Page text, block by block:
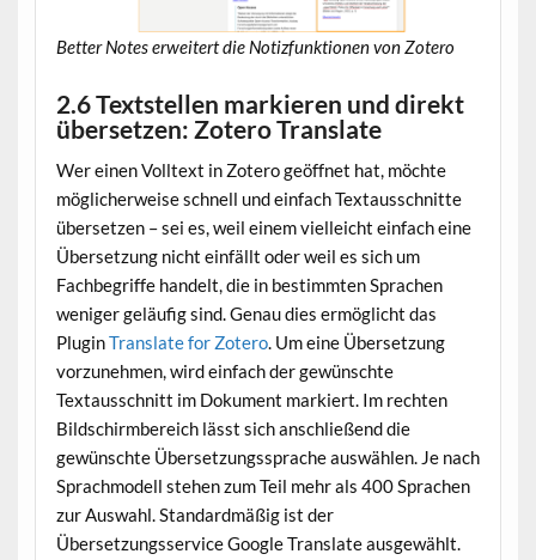
Better Notes erweitert die Notizfunktionen von Zotero
2.6 Textstellen markieren und direkt
übersetzen: Zotero Translate
Wer einen Volltext in Zotero geöffnet hat, möchte
möglicherweise schnell und einfach Textausschnitte
übersetzen – sei es, weil einem vielleicht einfach eine
Übersetzung nicht einfällt oder weil es sich um
Fachbegriffe handelt, die in bestimmten Sprachen
weniger geläufig sind. Genau dies ermöglicht das
PluginTranslate for Zotero. Um eine Übersetzung
vorzunehmen, wird einfach der gewünschte
Textausschnitt im Dokument markiert. Im rechten
Bildschirmbereich lässt sich anschließend die
gewünschte Übersetzungssprache auswählen. Je nach
Sprachmodell stehen zum Teil mehr als 400 Sprachen
zur Auswahl. Standardmäßig ist der
Übersetzungsservice Google Translate ausgewählt.